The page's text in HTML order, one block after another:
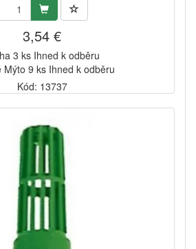
3,54 €
3 ks Ihned k odběru
Mýto 9 ks Ihned k odběru
Kód: 13737